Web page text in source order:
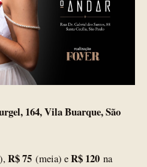
164, Vila Buarque, São
R$ 75 (meia) eR$ 120 na